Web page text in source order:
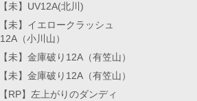
【未】UV12A(北川)
【未】イエロークラッシュ
12A（小川山）
【未】金庫破り12A（有笠山）
【未】金庫破り12A（有笠山）
【RP】左上がりのダンディ